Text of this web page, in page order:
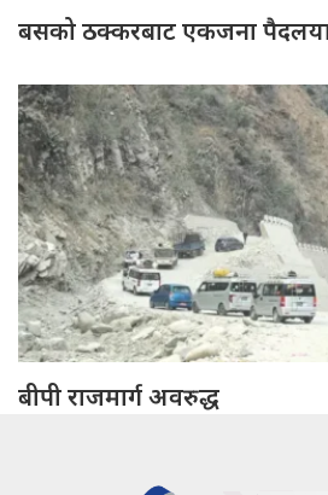
बसको ठक्करबाट एकजना
बीपी राजमार्ग अवरुद्ध